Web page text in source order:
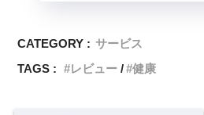
CATEGORY : サービス
TAGS :
レビュー 健康